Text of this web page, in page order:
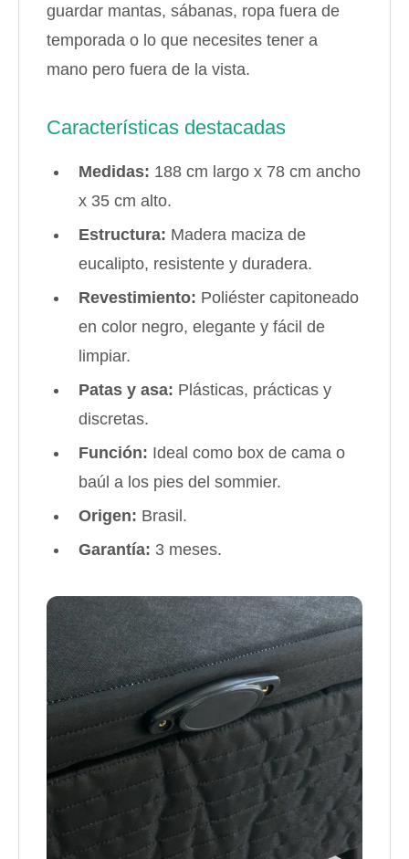
guardar mantas, sábanas, ropa fuera de
temporada o lo que necesites tener a
mano pero fuera de la vista.
Características destacadas
Medidas: 188 cm largo x 78 cm ancho
x 35 cm alto.
Estructura: Madera maciza de
eucalipto, resistente y duradera.
Revestimiento: Poliéster capitoneado
en color negro, elegante y fácil de
limpiar.
Patas y asa: Plásticas, prácticas y
discretas.
Función: Ideal como box de cama o
baúl a los pies del sommier.
Origen: Brasil.
Garantía: 3 meses.
¡Sumate a la forma más ágil de